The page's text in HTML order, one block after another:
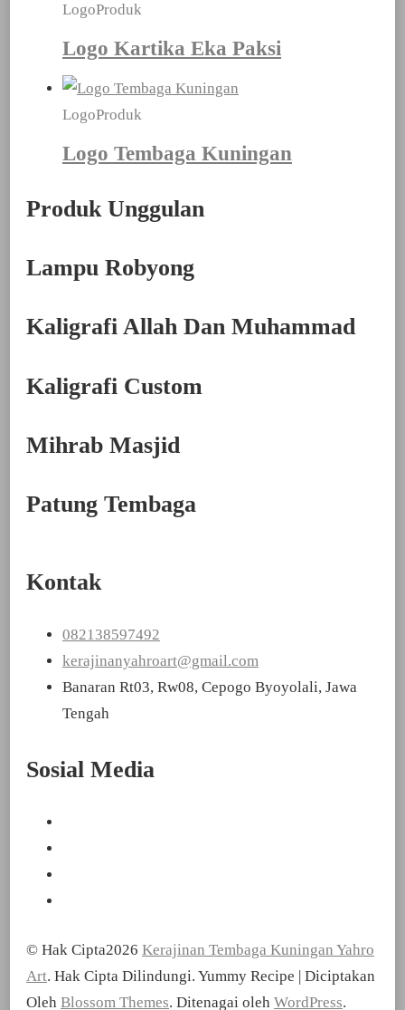
LogoProduk
Logo Kartika Eka Paksi
LogoProduk
Logo Tembaga Kuningan
Produk Unggulan
Lampu Robyong
Kaligrafi Allah Dan Muhammad
Kaligrafi Custom
Mihrab Masjid
Patung Tembaga
Kontak
082138597492
kerajinanyahroart@gmail.com
Banaran Rt03, Rw08, Cepogo Byoyolali, Jawa
Tengah
Sosial Media
© Hak Cipta2026 Kerajinan Tembaga Kuningan Yahro
Art. Hak Cipta Dilindungi. Yummy Recipe | Diciptakan
Oleh Blossom Themes. Ditenagai oleh WordPress.